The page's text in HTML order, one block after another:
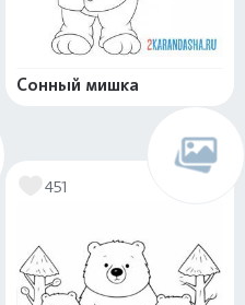
Сонный мишка
451